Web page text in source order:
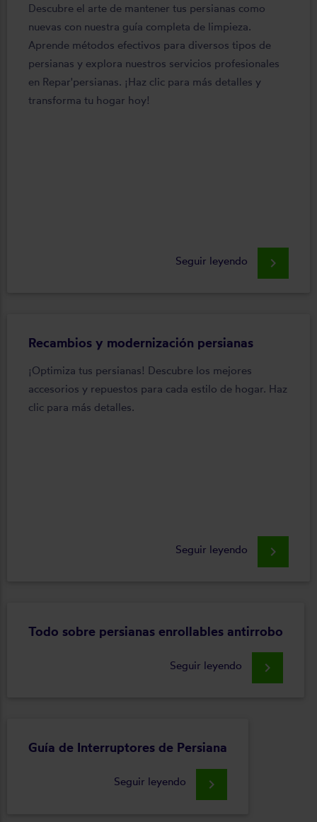
Descubre el arte de mantener tus persianas como
nuevas con nuestra guía completa de limpieza.
Aprende métodos efectivos para diversos tipos de
persianas y explora nuestros servicios profesionales
en Repar'persianas. ¡Haz clic para más detalles y
transforma tu hogar hoy!
Seguir leyendo keyboard_arrow_right
Recambios y modernización persianas
¡Optimiza tus persianas! Descubre los mejores
accesorios y repuestos para cada estilo de hogar. Haz
clic para más detalles.
Seguir leyendo keyboard_arrow_right
Todo sobre persianas enrollables antirrobo
Seguir leyendo keyboard_arrow_right
Guía de Interruptores de Persiana
Seguir leyendo keyboard_arrow_right